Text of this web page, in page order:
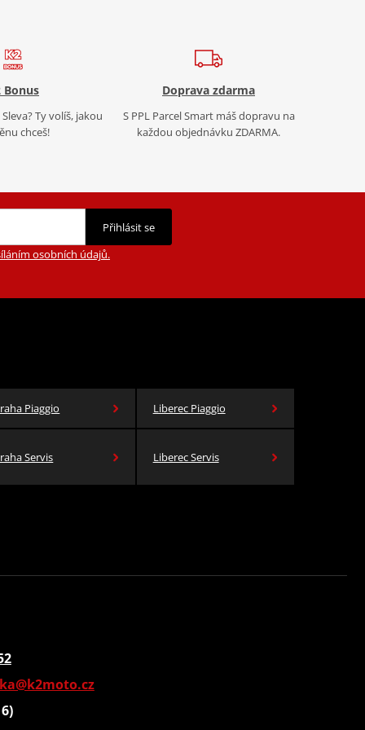
Bonus
Ty volíš, jakou
chceš!
Doprava zdarma
S PPL Parcel Smart máš dopravu na
každou objednávku ZDARMA.
Přihlásit se
osobních údajů.
Piaggio Liberec Piaggio
Servis Liberec Servis